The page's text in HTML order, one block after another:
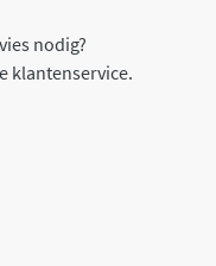
nodig?
klantenservice.